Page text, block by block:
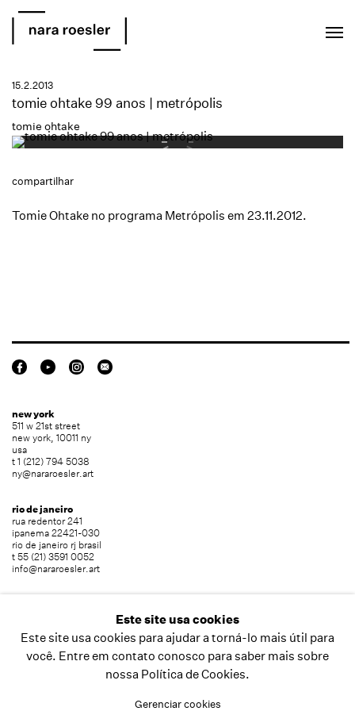
15.2.2013
tomie ohtake 99 anos | metrópolis
tomie ohtake
compartilhar
Tomie Ohtake no programa Metrópolis em 23.11.2012.
new york
511 w 21st street
new york, 10011 ny
usa
t 1 (212) 794 5038
ny@nararoesler.art
rio de janeiro
rua redentor 241
ipanema 22421-030
rio de janeiro rj brasil
t 55 (21) 3591 0052
info@nararoesler.art
jardim europa 01449-001
são paulo sp brasil
t 55 (11) 2039 5454
info@nararoesler.art
Este site usa cookies
Este site usa cookies para ajudar a torná-lo mais útil para
você. Entre em contato conosco para saber mais sobre
nossa Política de Cookies.
Gerenciar cookies